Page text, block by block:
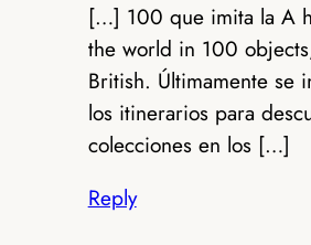
[…] 100 que imita la A
the world in 100
British. Últimamente se
los itinerarios para
colecciones en los […]
Reply